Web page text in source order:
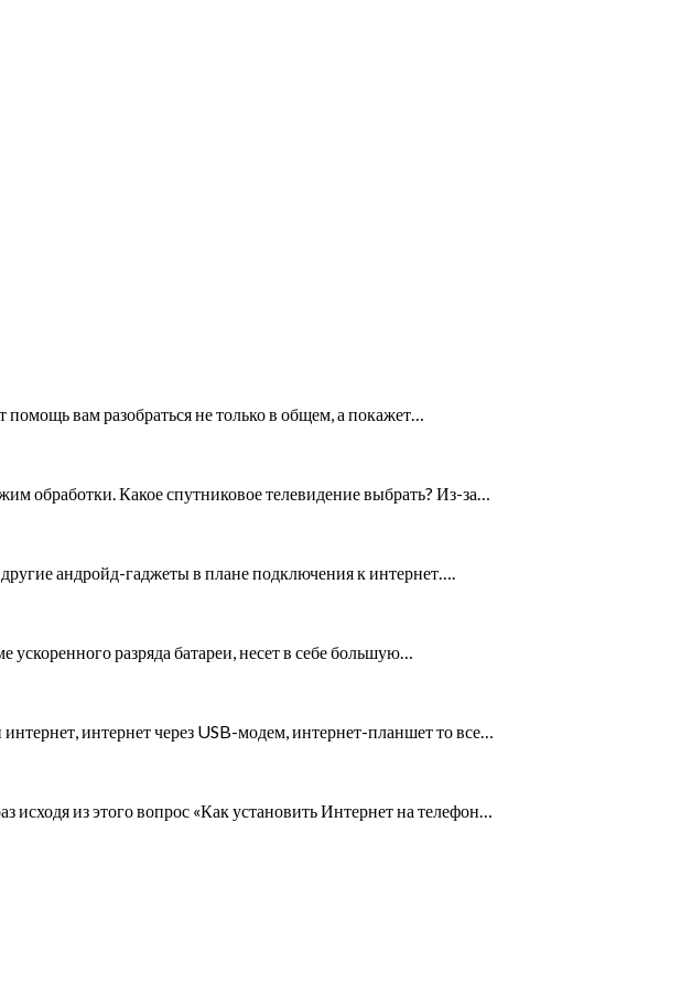
вам разобраться не только в общем, а покажет…
обработки. Какое спутниковое телевидение выбрать? Из-за…
андройд-гаджеты в плане подключения к интернет….
разряда батареи, несет в себе большую…
интернет через USB-модем, интернет-планшет то все…
из этого вопрос «Как установить Интернет на телефон…